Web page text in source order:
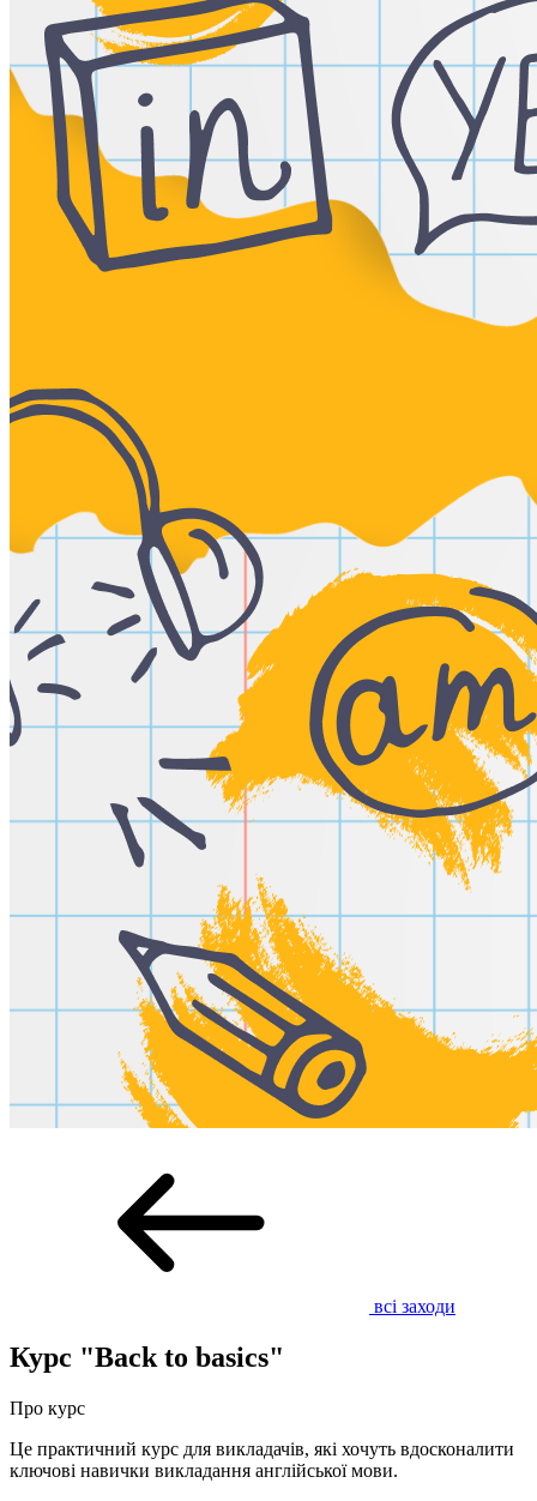
всі заходи
Курс "Back to basics"
Про курс
Це практичний курс для викладачів, які хочуть вдосконалити
ключові навички викладання англійської мови.